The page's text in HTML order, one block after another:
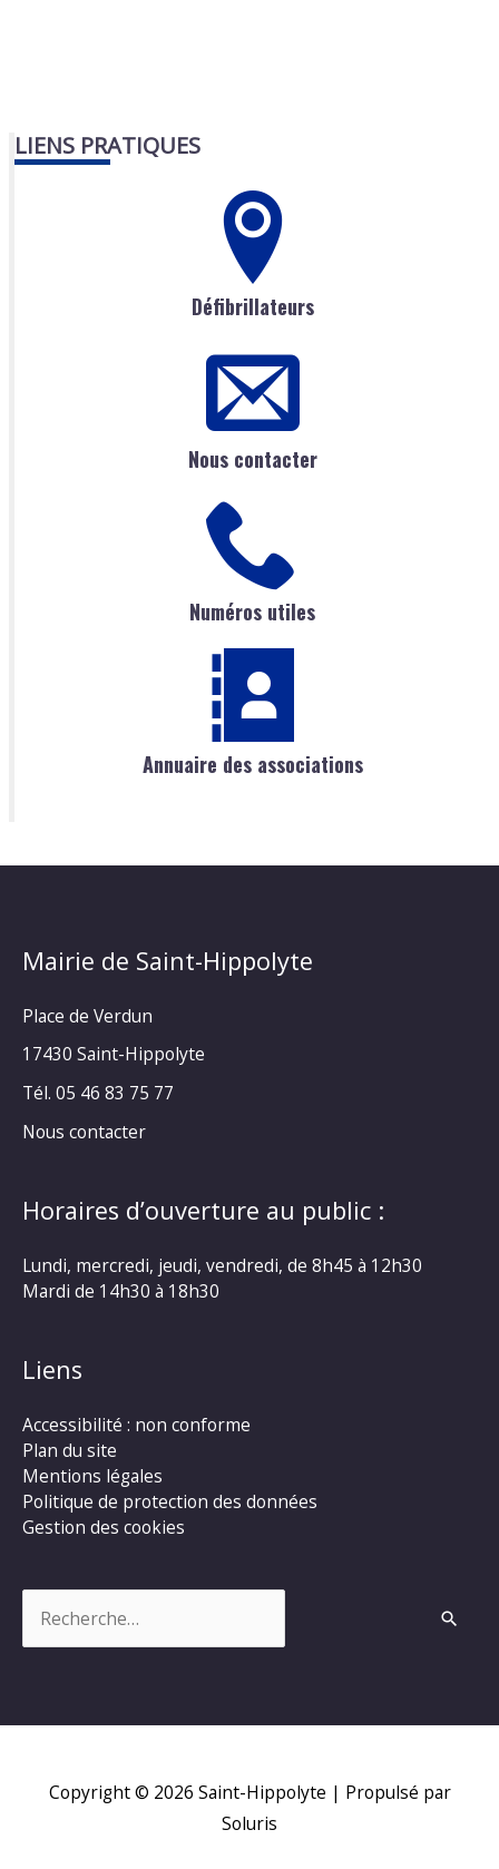
LIENS PRATIQUES
Défibrillateurs
Nous contacter
Numéros utiles
Annuaire des associations
Mairie de Saint-Hippolyte
Place de Verdun
17430 Saint-Hippolyte
Tél. 05 46 83 75 77
Nous contacter
Horaires d’ouverture au public :
Lundi, mercredi, jeudi, vendredi, de 8h45 à 12h30
Mardi de 14h30 à 18h30
Liens
Accessibilité : non conforme
Plan du site
Mentions légales
Politique de protection des données
Gestion des cookies
Copyright © 2026 Saint-Hippolyte | Propulsé par
Soluris